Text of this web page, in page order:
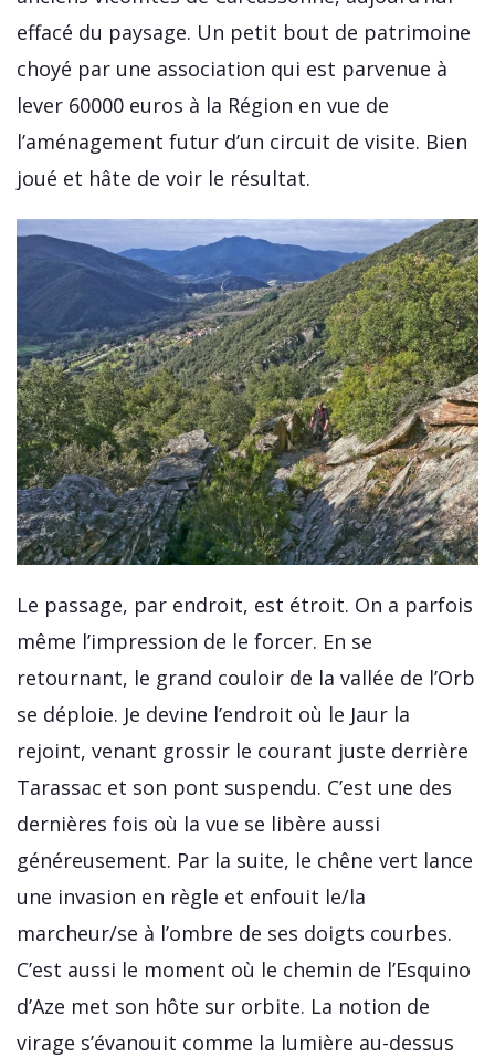
effacé du paysage. Un petit bout de patrimoine
choyé par une association qui est parvenue à
lever 60000 euros à la Région en vue de
l’aménagement futur d’un circuit de visite. Bien
joué et hâte de voir le résultat.
Le passage, par endroit, est étroit. On a parfois
même l’impression de le forcer. En se
retournant, le grand couloir de la vallée de l’Orb
se déploie. Je devine l’endroit où le Jaur la
rejoint, venant grossir le courant juste derrière
Tarassac et son pont suspendu. C’est une des
dernières fois où la vue se libère aussi
généreusement. Par la suite, le chêne vert lance
une invasion en règle et enfouit le/la
marcheur/se à l’ombre de ses doigts courbes.
C’est aussi le moment où le chemin de l’Esquino
d’Aze met son hôte sur orbite. La notion de
virage s’évanouit comme la lumière au-dessus